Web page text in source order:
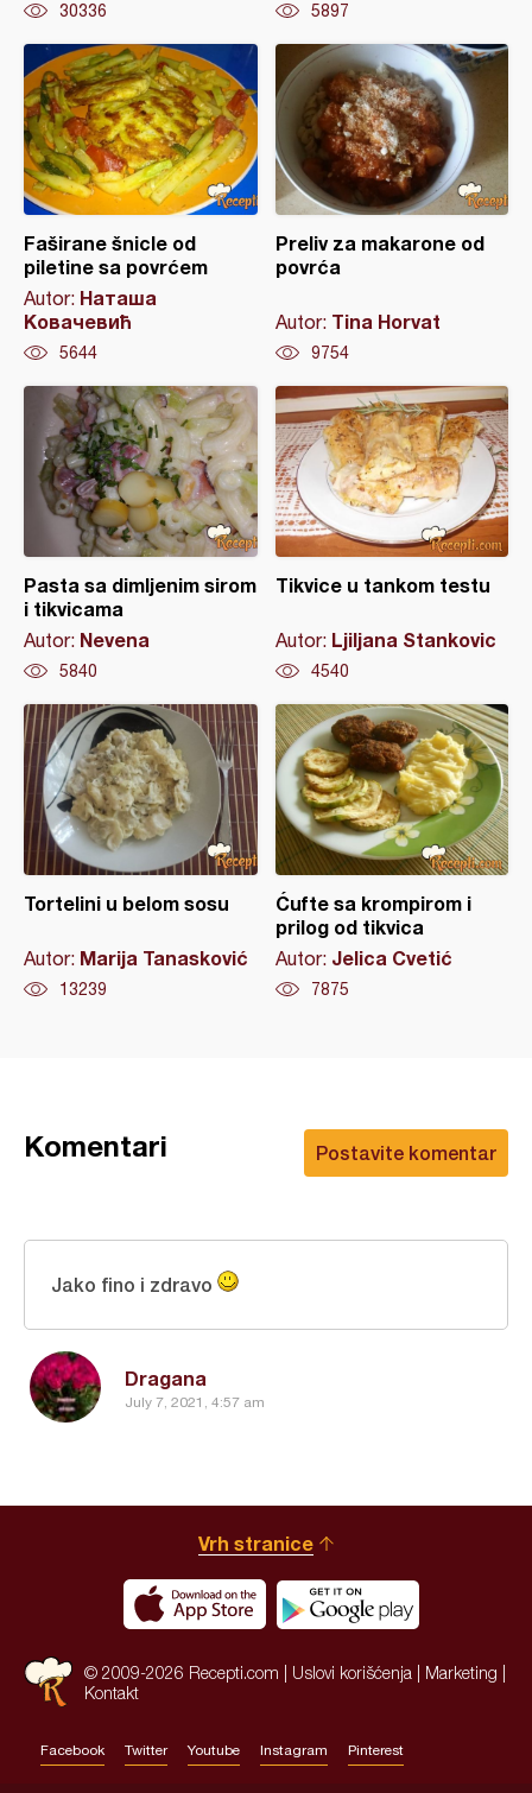
30336 5897
Faširane šnicle od
piletine sa povrćem
Autor: Наташа
Ковачевић
5644
Preliv za makarone od
povrća
Autor: Tina Horvat
9754
Pasta sa dimljenim sirom
i tikvicama
Autor: Nevena
5840
Tikvice u tankom testu
Autor: Ljiljana Stankovic
4540
Tortelini u belom sosu
Autor: Marija Tanasković
13239
Ćufte sa krompirom i
prilog od tikvica
Autor: Jelica Cvetić
7875
Postavite komentar
Komentari
Dragana
July 7, 2021, 4:57 am
Jako fino i zdravo
Vrh stranice
© 2009-2026 Recepti.com | Uslovi korišćenja Marketing
Kontakt
Facebook Twitter Youtube Instagram Pinterest